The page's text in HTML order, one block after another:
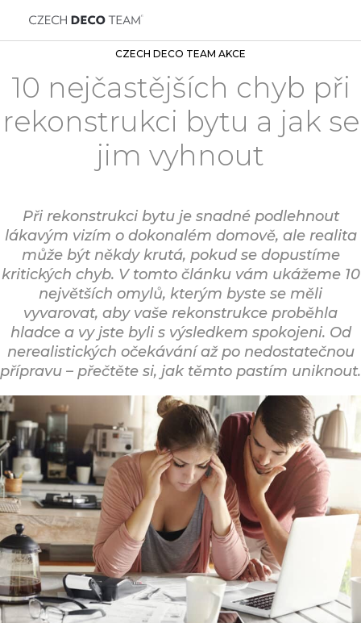
CZECH DECO TEAM AKCE
10 nejčastějších chyb při
rekonstrukci bytu a jak se
jim vyhnout
Při rekonstrukci bytu je snadné podlehnout
lákavým vizím o dokonalém domově, ale realita
může být někdy krutá, pokud se dopustíme
kritických chyb. V tomto článku vám ukážeme 10
největších omylů, kterým byste se měli
vyvarovat, aby vaše rekonstrukce proběhla
hladce a vy jste byli s výsledkem spokojeni. Od
nerealistických očekávání až po nedostatečnou
přípravu – přečtěte si, jak těmto pastím uniknout.
Rekonstrukce domu nebo rekonstrukce bytu
může být velmi náročná a časově i finančně